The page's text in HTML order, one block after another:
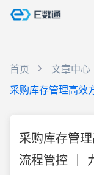
首页
文章中心
采购库存管理高效
采购库存管
流程管控 ｜